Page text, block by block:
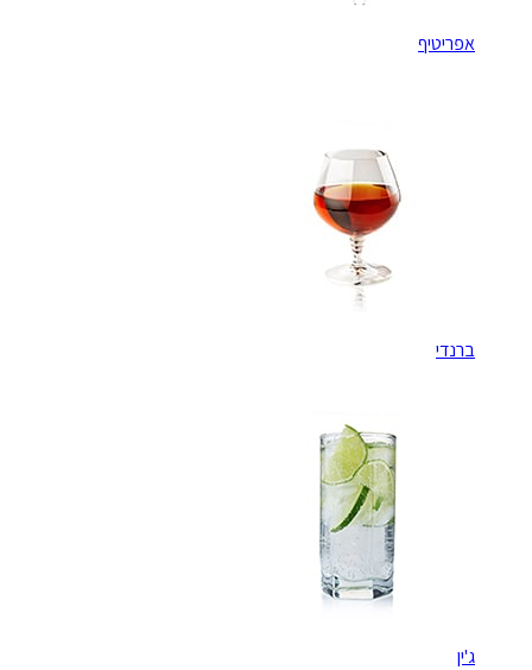
אפריטיף
ברנדי
ג'ין